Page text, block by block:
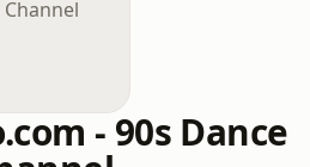
- 90s Dance